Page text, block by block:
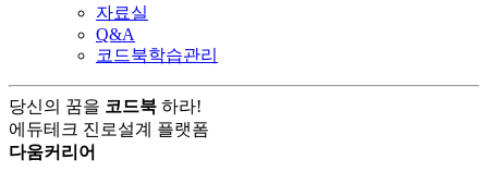
자료실
Q&A
코드북학습관리
당신의 꿈을 코드북 하라!
에듀테크 진로설계 플랫폼
다움커리어